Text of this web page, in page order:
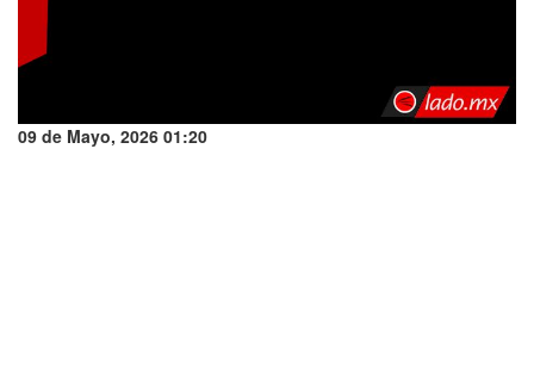
09 de Mayo, 2026 01:20